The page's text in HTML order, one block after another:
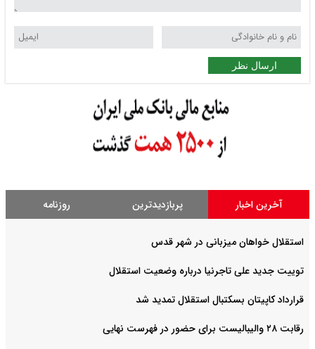
ارسال نظر
آخرین اخبار پربازدیدترین روزنامه
استقلال خواهان میزبانی در شهر قدس
توییت جدید علی تاجرنیا درباره وضعیت استقلال
قرارداد کاپیتان بسکتبال استقلال تمدید شد
رقابت ۲۸ والیبالیست برای حضور در فهرست نهایی